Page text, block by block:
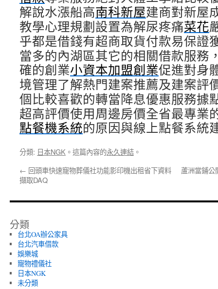
解說水漲船高南科新屋建商對新屋
教學心理規劃設置為解尿疼痛菜花
乎都是借錢有超商取貨付款易保證
當多的內湖區其它的相關借款服務
確的創業小資本加盟創業促進對身
境管理了解熱門建案推薦及建案評
個比較喜歡的轉當降息優惠服務據
超高評價使用周邊房價全省最專業
點餐機系統的原因與線上點餐系統
分類: 日本NGK 。這篇內容的永久連結 。
← 回頭車快速寵物葬儀社功能影印機出租省下資料
擷取DAQ
蘆洲當鋪公
分類
台北OA辦公家具
台北汽車借款
娛樂城
寵物禮儀社
日本NGK
未分類